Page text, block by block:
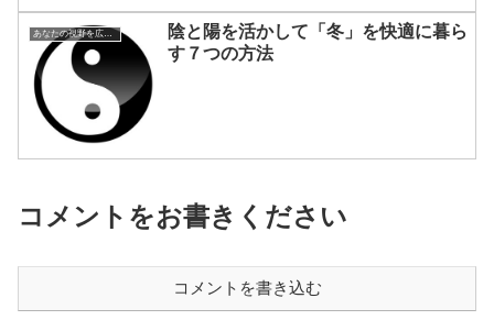
あなたの視野を広げる方法
陰と陽を活かして「冬」を快適に暮ら
す７つの方法
コメントをお書きください
コメントを書き込む